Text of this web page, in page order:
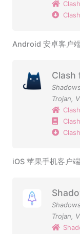
Android 安卓客户
Clash
Trojan,
iOS 苹果手机客户端
Trojan,